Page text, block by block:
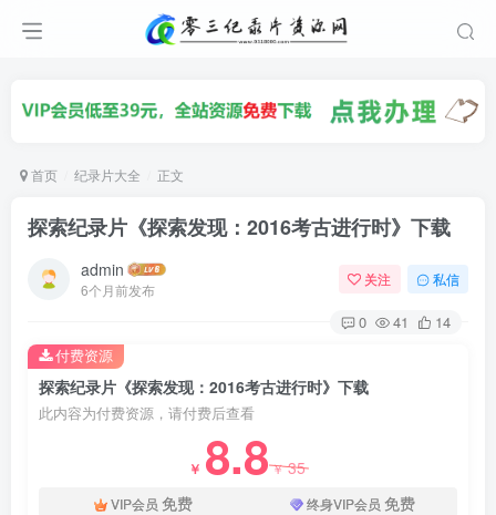
首页 纪录片大全 正文
探索纪录片《探索发现：2016考古进行时》下载
admin
6个月前发布
关注 私信
0 41 14
探索纪录片《探索发现：2016考古进行时》下载
此内容为付费资源，请付费后查看
￥ 8.8￥35
VIP会员 免费 终身VIP会员 免费
付费资源